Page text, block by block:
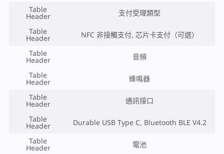
Table
Header
支付受理類型
Table
Header
NFC 非接觸支付, 芯片卡支付（可選）
Table
Header
音頻
Table
Header
蜂鳴器
Table
Header
通訊接口
Table
Header
Durable USB Type C, Bluetooth BLE V4.2
Table
Header
電池